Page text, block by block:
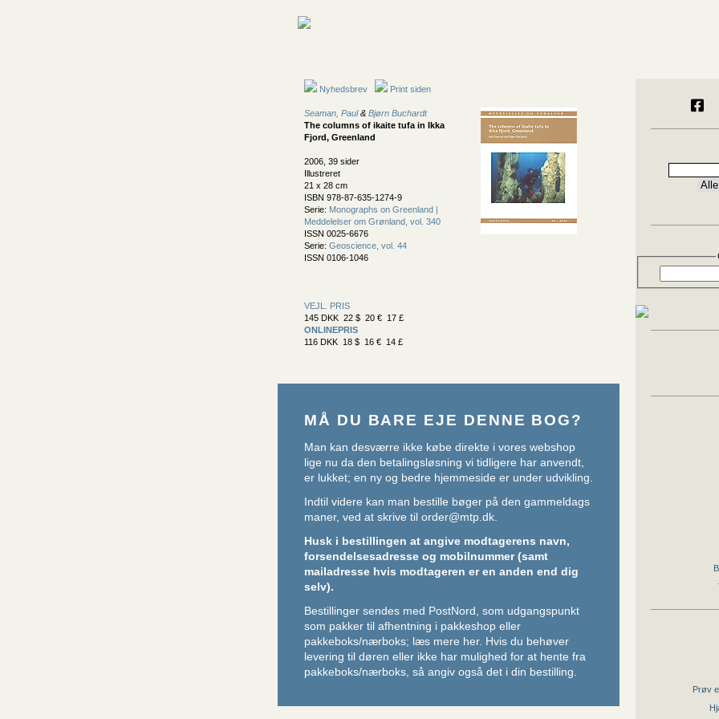
Nyhedsbrev Print siden
Seaman, Paul& Bjørn Buchardt
The columns of ikaite tufa in Ikka
Fjord, Greenland
2006, 39 sider
Illustreret
21 x 28 cm
ISBN 978-87-635-1274-9
Serie: Monographs on Greenland |
Meddelelser om Grønland, vol. 340
ISSN 0025-6676
Serie: Geoscience, vol. 44
ISSN 0106-1046
VEJL. PRIS
145 DKK 22 $ 20 € 17 £
ONLINEPRIS
116 DKK 18 $ 16 € 14 £
MÅ DU BARE EJE DENNE BOG?
Man kan desværre ikke købe direkte i vores webshop
lige nu da den betalingsløsning vi tidligere har anvendt,
er lukket; en ny og bedre hjemmeside er under udvikling.
Indtil videre kan man bestille bøger på den gammeldags
maner, ved at skrive til order@mtp.dk.
Husk i bestillingen at angive modtagerens navn,
forsendelsesadresse og mobilnummer (samt
mailadresse hvis modtageren er en anden end dig
selv).
Bestillinger sendes med PostNord, som udgangspunkt
som pakker til afhentning i pakkeshop eller
pakkeboks/nærboks; læs mere her. Hvis du behøver
levering til døren eller ikke har mulighed for at hente fra
pakkeboks/nærboks, så angiv også det i din bestilling.
Prøv